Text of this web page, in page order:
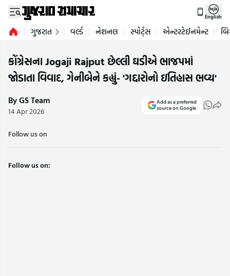
English
ગુજરાત વર્લ્ડ નેશનલ સ્પોર્ટ્સ એન્ટરટેઈનમેન્ટ
કોંગ્રેસના Jogaji Rajput છેલ્લી ઘડીએ ભાજપમાં
જોડાતા વિવાદ, ગેનીબેને કહ્યું- 'ગદ્દારોનો ઇતિહાસ ભવ્ય'
By GS Team
14 Apr 2026
Add as a preferred
source on Google
Follow us on
Follow us on: